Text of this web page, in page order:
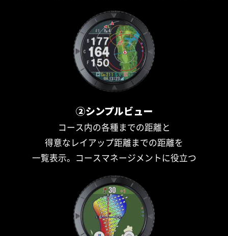
②シンプルビュー
コース内の各種までの距離と
得意なレイアップ距離までの距離を
一覧表示。コースマネージメントに役立つ